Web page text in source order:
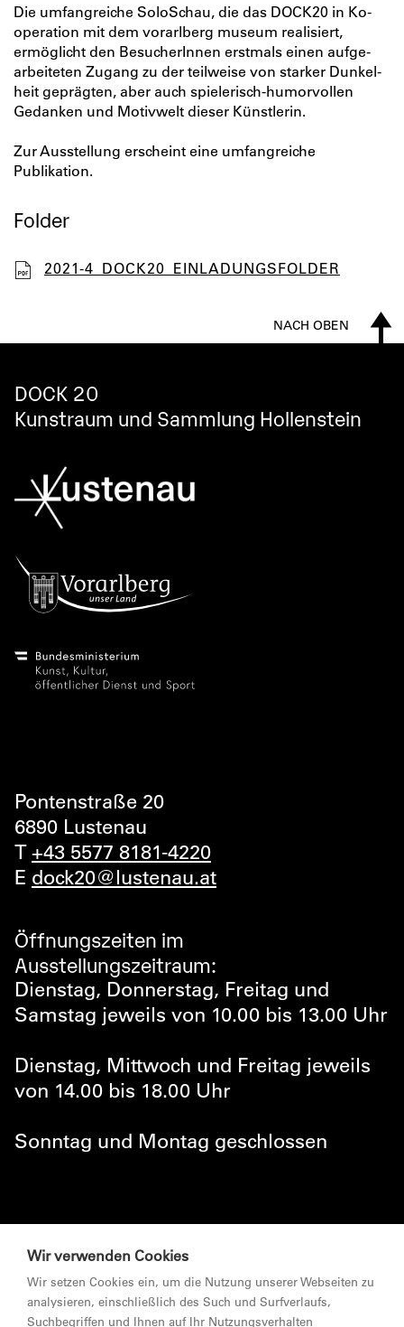
Die umfangreiche Solo­Schau, die das DOCK20 in Ko­
operation mit dem vorarlberg museum realisiert,
ermöglicht den BesucherInnen erstmals einen aufge­
arbeiteten Zugang zu der teilweise von starker Dunkel­
heit geprägten, aber auch spielerisch­-humorvollen
Gedanken­ und Motivwelt dieser Künstlerin.
Zur Ausstellung erscheint eine umfangreiche
Publikation.
Folder
2021-4_DOCK20_EINLADUNGSFOLDER
NACH OBEN
DOCK 20
Kunstraum und Sammlung Hollenstein
Pontenstraße 20
6890 Lustenau
T+43 5577 8181-4220
E dock20@lustenau.at
Öffnungszeiten im
Ausstellungszeitraum:
Dienstag, Donnerstag, Freitag und
Samstag jeweils von 10.00 bis 13.00 Uhr
Dienstag, Mittwoch und Freitag jeweils
von 14.00 bis 18.00 Uhr
Sonntag und Montag geschlossen
NEWSLETTER
Wir verwenden Cookies
Wir setzen Cookies ein, um die Nutzung unserer Webseiten zu
analysieren, einschließlich des Such und Surfverlaufs,
Suchbegriffen und Ihnen auf Ihr Nutzungsverhalten